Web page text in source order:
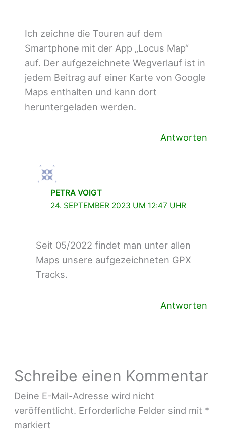
Ich zeichne die Touren auf dem
Smartphone mit der App „Locus Map“
auf. Der aufgezeichnete Wegverlauf ist in
jedem Beitrag auf einer Karte von Google
Maps enthalten und kann dort
heruntergeladen werden.
Antworten
PETRA VOIGT
24. SEPTEMBER 2023 UM 12:47 UHR
Seit 05/2022 findet man unter allen
Maps unsere aufgezeichneten GPX
Tracks.
Antworten
Schreibe einen Kommentar
Deine E-Mail-Adresse wird nicht
veröffentlicht. Erforderliche Felder sind mit *
markiert